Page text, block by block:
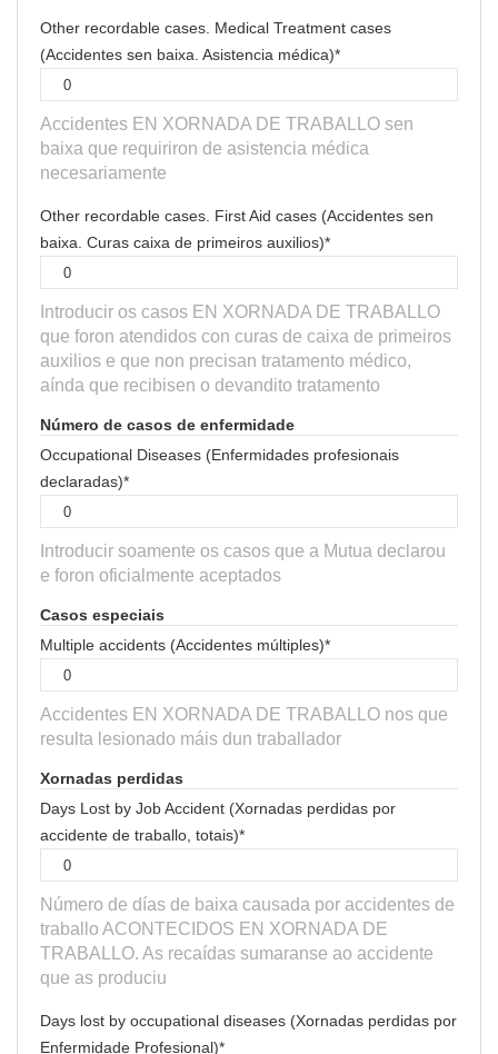
Other recordable cases. Medical Treatment cases
(Accidentes sen baixa. Asistencia médica)*
Accidentes EN XORNADA DE TRABALLO sen
baixa que requiriron de asistencia médica
necesariamente
Other recordable cases. First Aid cases (Accidentes sen
baixa. Curas caixa de primeiros auxilios)*
Introducir os casos EN XORNADA DE TRABALLO
que foron atendidos con curas de caixa de primeiros
auxilios e que non precisan tratamento médico,
aínda que recibisen o devandito tratamento
Número de casos de enfermidade
Occupational Diseases (Enfermidades profesionais
declaradas)*
Introducir soamente os casos que a Mutua declarou
e foron oficialmente aceptados
Casos especiais
Multiple accidents (Accidentes múltiples)*
Accidentes EN XORNADA DE TRABALLO nos que
resulta lesionado máis dun traballador
Xornadas perdidas
Days Lost by Job Accident (Xornadas perdidas por
accidente de traballo, totais)*
Número de días de baixa causada por accidentes de
traballo ACONTECIDOS EN XORNADA DE
TRABALLO. As recaídas sumaranse ao accidente
que as produciu
Days lost by occupational diseases (Xornadas perdidas por
Enfermidade Profesional)*